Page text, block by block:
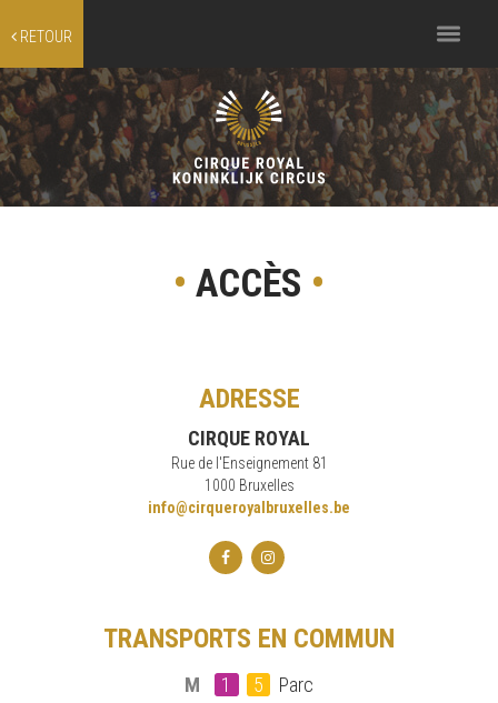
RETOUR
Toggle
navigation
• ACCÈS •
ADRESSE
CIRQUE ROYAL
Rue de l'Enseignement 81
1000 Bruxelles
info@cirqueroyalbruxelles.be
TRANSPORTS EN COMMUN
M 1 5
Parc